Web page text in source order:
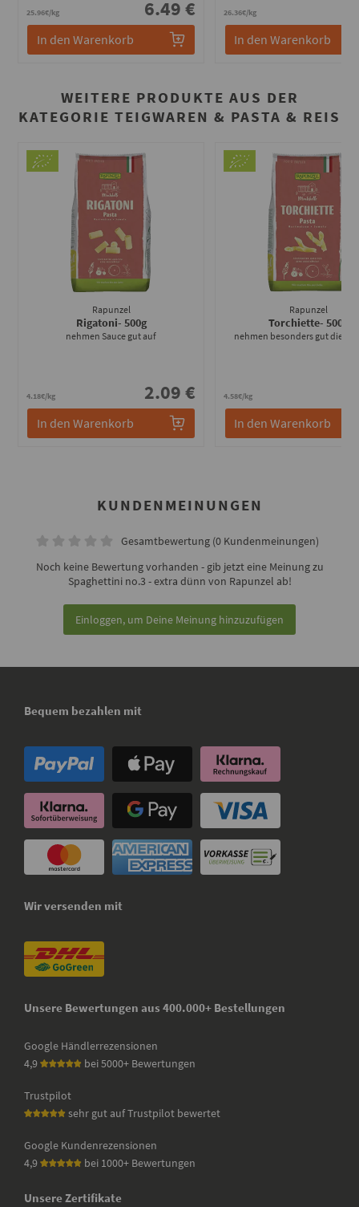
25.96€/kg 6.49 €
In den Warenkorb
26.36€/kg
In den Warenkorb
WEITERE PRODUKTE AUS DER
KATEGORIE TEIGWAREN & PASTA & REIS
Rapunzel
Rigatoni- 500g
nehmen Sauce gut auf
4.18€/kg 2.09 €
In den Warenkorb
Rapunzel
Torchiette- 500g
nehmen besonders gut die
4.58€/kg
In den Warenkorb
KUNDENMEINUNGEN
Gesamtbewertung (0 Kundenmeinungen)
Noch keine Bewertung vorhanden - gib jetzt eine Meinung zu
Spaghettini no.3 - extra dünn von Rapunzel ab!
Einloggen, um Deine Meinung hinzuzufügen
Bequem bezahlen mit
Wir versenden mit
Unsere Bewertungen aus 400.000+ Bestellungen
Google Händlerrezensionen
4,9
bei 5000+ Bewertungen
Trustpilot
sehr gut auf Trustpilot bewertet
Google Kundenrezensionen
4,9
bei 1000+ Bewertungen
Unsere Zertifikate